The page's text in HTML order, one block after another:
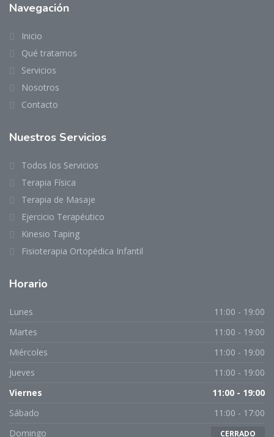
Navegación
Inicio
Qué tratamos
Servicios
Nosotros
Contacto
Nuestros Servicios
Todos los Servicios
Terapia Física
Terapia de Masaje
Ejercicio Terapéutico
Kinesio Taping
Fisioterapia Ortopédica Infantil
Horario
Lunes
11:00 - 19:00
Martes
11:00 - 19:00
Miércoles
11:00 - 19:00
Jueves
11:00 - 19:00
Viernes
11:00 - 19:00
Sábado
11:00 - 17:00
Domingo
CERRADO